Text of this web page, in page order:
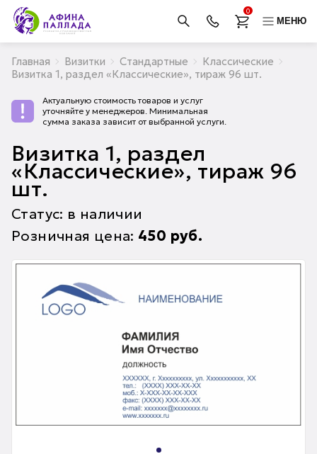
0
МЕНЮ
Главная Визитки Стандартные
Классические
Визитка 1, раздел «Классические», тираж 96 шт.
Актуальную стоимость товаров и услуг
уточняйте у менеджеров. Минимальная
сумма заказа зависит от выбранной услуги.
Визитка 1, раздел
«Классические», тираж 96
шт.
Статус: в наличии
Розничная цена: 450 руб.